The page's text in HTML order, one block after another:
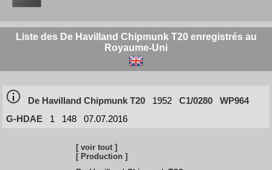
Liste des De Havilland Chipmunk T20 enregistrés au
Royaume-Uni
De Havilland Chipmunk T20 1952 C1/0280
WP964
G-HDAE
1 148 07.07.2016
[ voir tout ]
[ Production ]